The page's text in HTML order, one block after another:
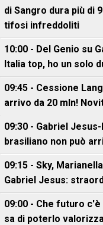
di Sangro dura più di
tifosi infreddoliti
10:00 - Del Genio su
Italia top, ho un solo
09:45 - Cessione
arrivo da 20 mln!
09:30 - Gabriel
brasiliano non può
09:15 - Sky,
Gabriel Jesus:
09:00 - Che futuro
sa di poterlo